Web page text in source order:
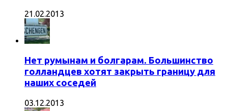
21.02.2013
Нет румынам и болгарам. Большинство
голландцев хотят закрыть границу для
наших соседей
03.12.2013